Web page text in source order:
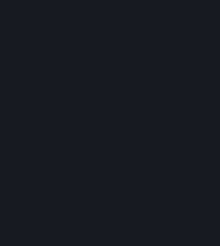
sua Conta de modo a
A Valve pode cobrar
Mercado de
A Valve cobra impostos/
transações efetuadas
conforme exigido por lei.
especialista em
responsabilidade fiscal
Você compreende e